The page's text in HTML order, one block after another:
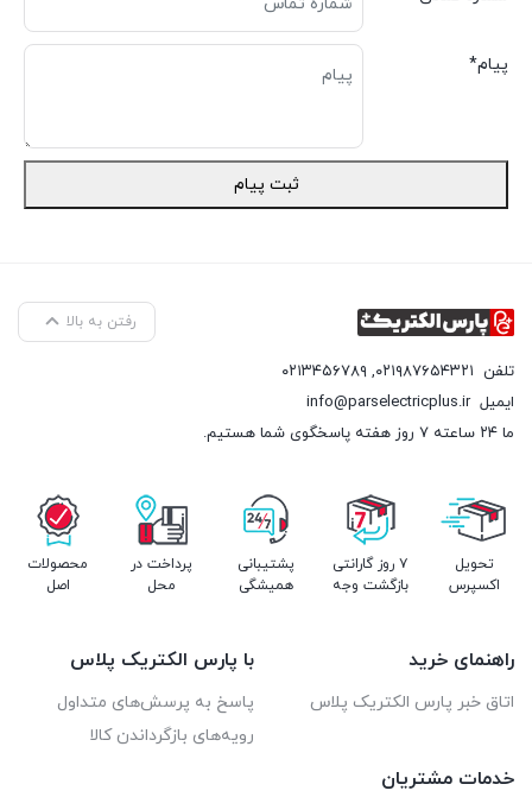
پیام*
ثبت پیام
رفتن به بالا
تلفن ۰۲۱۹۸۷۶۵۴۳۲۱, ۰۲۱۳۴۵۶۷۸۹
ایمیلinfo@parselectricplus.ir
ما ۲۴ ساعته ۷ روز هفته پاسخگوی شما هستیم.
تحویل
اکسپرس
۷ روز گارانتی
بازگشت وجه
پشتیبانی
همیشگی
پرداخت در
محل
محصولات
اصل
راهنمای خرید
اتاق خبر پارس الکتریک پلاس
با پارس الکتریک پلاس
پاسخ به پرسش‌های متداول
رویه‌های بازگرداندن کالا
خدمات مشتریان